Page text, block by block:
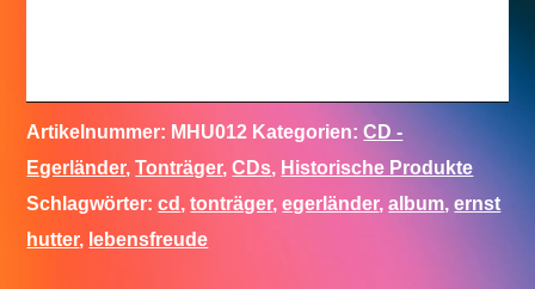
Artikelnummer: MHU012 Kategorien:CD -
Egerländer,Tonträger,CDs, Historische Produkte
Schlagwörter:cd ,tonträger,egerländer,album,ernst
hutter, lebensfreude